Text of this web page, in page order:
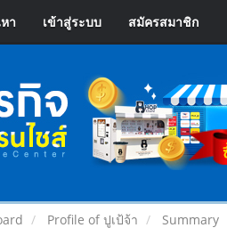
า เข้าสู่ระบบ สมัครสมาชิก
Profile of ปูเป้จ้า Summary